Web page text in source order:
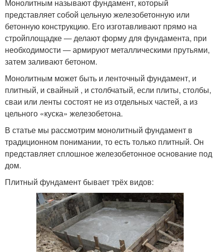
Монолитным называют фундамент, который
представляет собой цельную железобетонную или
бетонную конструкцию. Его изготавливают прямо на
стройплощадке ― делают форму для фундамента, при
необходимости ― армируют металлическими прутьями,
затем заливают бетоном.
Монолитным может быть и ленточный фундамент, и
плитный, и свайный , и столбчатый, если плиты, столбы,
сваи или ленты состоят не из отдельных частей, а из
цельного «куска» железобетона.
В статье мы рассмотрим монолитный фундамент в
традиционном понимании, то есть только плитный. Он
представляет сплошное железобетонное основание под
дом.
Плитный фундамент бывает трёх видов: